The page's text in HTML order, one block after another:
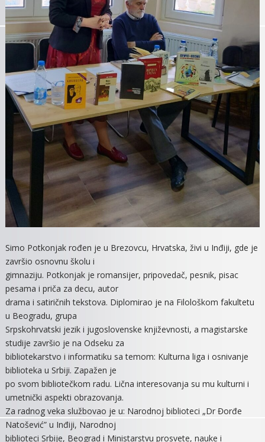
Simo Potkonjak rođen je u Brezovcu, Hrvatska, živi u Inđiji, gde je
završio osnovnu školu i
gimnaziju. Potkonjak je romansijer, pripovedač, pesnik, pisac
pesama i priča za decu, autor
drama i satiričnih tekstova. Diplomirao je na Filološkom fakultetu
u Beogradu, grupa
Srpskohrvatski jezik i jugoslovenske književnosti, a magistarske
studije završio je na Odseku za
bibliotekarstvo i informatiku sa temom: Kulturna liga i osnivanje
biblioteka u Srbiji. Zapažen je
po svom bibliotečkom radu. Lična interesovanja su mu kulturni i
umetnički aspekti obrazovanja.
Za radnog veka službovao je u: Narodnoj biblioteci „Dr Đorđe
Natošević” u Inđiji, Narodnoj
biblioteci Srbije, Beograd i Ministarstvu prosvete, nauke i